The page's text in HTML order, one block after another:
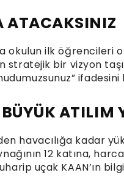
ATACAKSINIZ
okulun ilk öğrencileri
stratejik bir vizyon
ifadesini
ATILIM
havacılığa kadar
12 katına,
uçak KAAN’ın